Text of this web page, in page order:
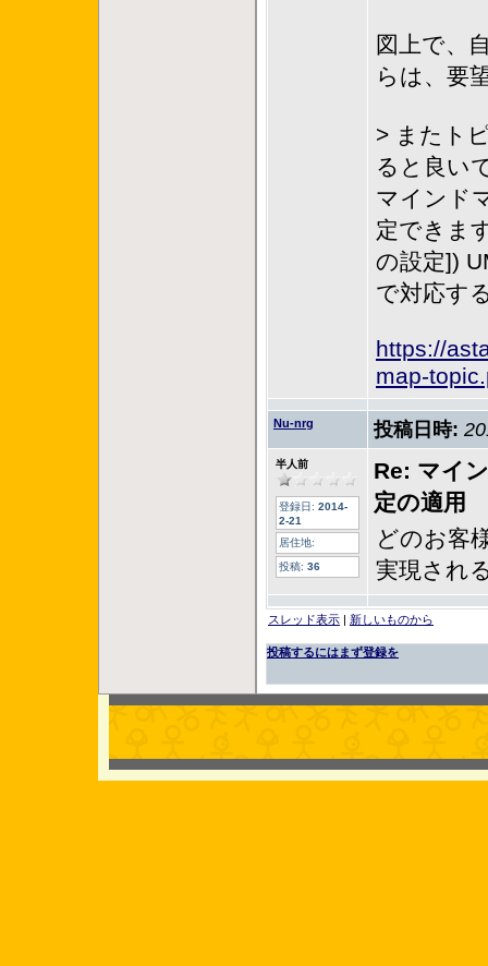
図上で、
らは、要
> またト
ると良い
マインド
定できま
の設定])
で対応す
https://
map-
Nu-nrg 投稿日時:
半人前
登録日: 2014-
2-21
居住地:
投稿: 36
Re: マイ
定の適用
どのお客
実現され
スレッド表示 | 新しいものから
投稿するにはまず登録を